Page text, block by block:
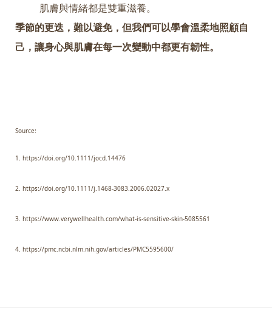
肌膚與情緒都是雙重滋養。
季節的更迭，難以避免，但我們可以學會溫柔地照顧自
己，讓身心與肌膚在每一次變動中都更有韌性。
Source:
1. https://doi.org/10.1111/jocd.14476
2. https://doi.org/10.1111/j.1468-3083.2006.02027.x
3. https://www.verywellhealth.com/what-is-sensitive-skin-5085561
4. https://pmc.ncbi.nlm.nih.gov/articles/PMC5595600/